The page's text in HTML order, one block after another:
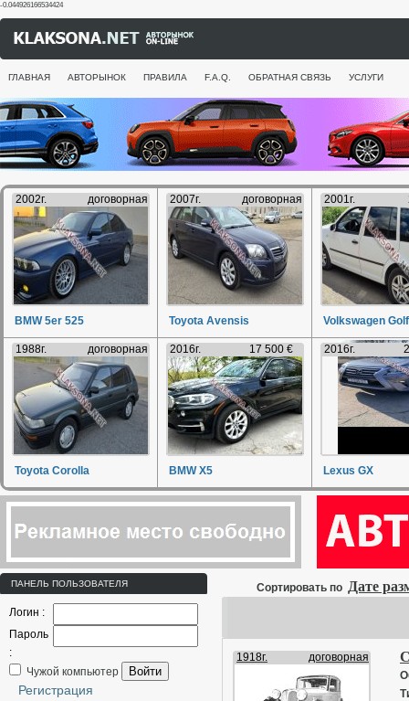
-0.044926166534424
ГЛАВНАЯ АВТОРЫНОК ПРАВИЛА F.A.Q. ОБРАТНАЯ СВЯЗЬ УСЛУГИ
2002г. договорная
BMW 5er 525
2007г. договорная
Toyota Avensis
2001г.
Volkswagen Golf
1988г. договорная
Toyota Corolla
2016г. 17 500 €
BMW X5
2016г.
Lexus GX
ПАНЕЛЬ ПОЛЬЗОВАТЕЛЯ
Логин :
Пароль
:
Чужой компьютер
Войти
Регистрация
Сортировать по Дате
1918г. договорная